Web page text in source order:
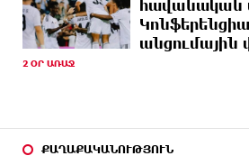
ԱՌԱՋ
պետք է լինի ոչ թե
բարեկամության հիմքը.
7 ԺԱՄ
Պեղումներ և նոր
8 ԺԱՄ
Սալահը կարիերան
հավանական
անցումային
2 ՕՐ ԱՌԱՋ
ՔԱՂԱՔԱԿԱՆՈՒԹՅՈՒՆ